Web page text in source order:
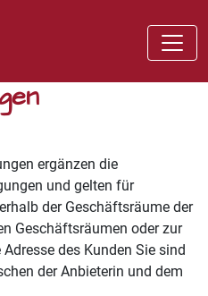
ergänzen die
und gelten für
der Geschäftsräume der
Geschäftsräumen oder zur
des Kunden Sie sind
der Anbieterin und dem